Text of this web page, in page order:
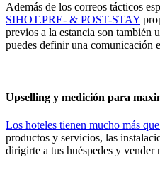
Además de los correos tácticos
SIHOT.PRE- & POST-STAY
previos a la estancia son también
puedes definir una comunicación
Upselling y medición para
Los hoteles tienen mucho más
productos y servicios, las
dirigirte a tus huéspedes y vender